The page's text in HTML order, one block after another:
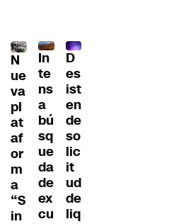
N
ue
va
pl
at
af
or
m
a
“S
in
In
te
ns
a
bú
sq
ue
da
de
ex
cu
D
es
ist
en
de
so
lic
it
ud
de
liq